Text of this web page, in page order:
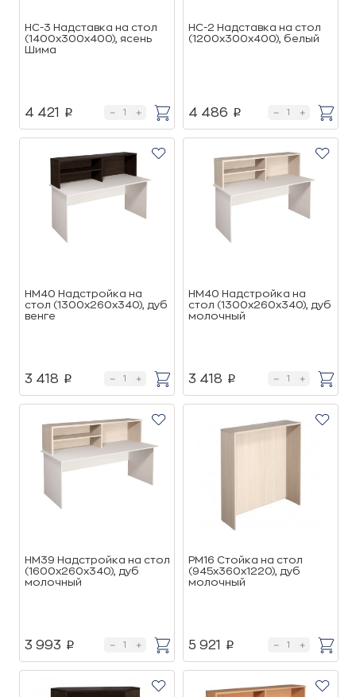
НС-3 Надставка на стол
(1400х300х400), ясень
Шима
4 421 p
НС-2 Надставка на стол
(1200х300х400), белый
4 486 p
НМ40 Надстройка на
стол (1300х260х340), дуб
венге
3 418 p
НМ40 Надстройка на
стол (1300х260х340), дуб
молочный
3 418 p
НМ39 Надстройка на стол
(1600х260х340), дуб
молочный
3 993 p
РМ16 Стойка на стол
(945х360х1220), дуб
молочный
5 921 p